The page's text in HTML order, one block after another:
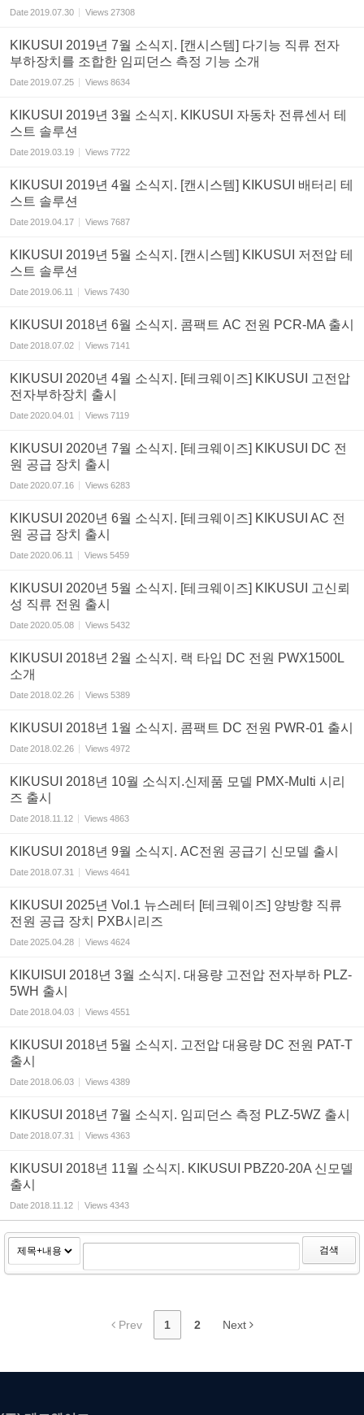
Date2019.07.30 Views 27308
KIKUSUI 2019년 7월 소식지. [캔시스템] 다기능 직류 전자
부하장치를 조합한 임피던스 측정 기능 소개
Date2019.07.25 Views 8634
KIKUSUI 2019년 3월 소식지. KIKUSUI 자동차 전류센서 테
스트 솔루션
Date2019.03.19 Views 7722
KIKUSUI 2019년 4월 소식지. [캔시스템] KIKUSUI 배터리 테
스트 솔루션
Date2019.04.17 Views 7687
KIKUSUI 2019년 5월 소식지. [캔시스템] KIKUSUI 저전압 테
스트 솔루션
Date2019.06.11 Views 7430
KIKUSUI 2018년 6월 소식지. 콤팩트 AC 전원 PCR-MA 출시
Date2018.07.02 Views 7141
KIKUSUI 2020년 4월 소식지. [테크웨이즈] KIKUSUI 고전압
전자부하장치 출시
Date2020.04.01 Views 7119
KIKUSUI 2020년 7월 소식지. [테크웨이즈] KIKUSUI DC 전
원 공급 장치 출시
Date2020.07.16 Views 6283
KIKUSUI 2020년 6월 소식지. [테크웨이즈] KIKUSUI AC 전
원 공급 장치 출시
Date2020.06.11 Views 5459
KIKUSUI 2020년 5월 소식지. [테크웨이즈] KIKUSUI 고신뢰
성 직류 전원 출시
Date2020.05.08 Views 5432
KIKUSUI 2018년 2월 소식지. 랙 타입 DC 전원 PWX1500L
소개
Date2018.02.26 Views 5389
KIKUSUI 2018년 1월 소식지. 콤팩트 DC 전원 PWR-01 출시
Date2018.02.26 Views 4972
KIKUSUI 2018년 10월 소식지.신제품 모델 PMX-Multi 시리
즈 출시
Date2018.11.12 Views 4863
KIKUSUI 2018년 9월 소식지. AC전원 공급기 신모델 출시
Date2018.07.31 Views 4641
KIKUSUI 2025년 Vol.1 뉴스레터 [테크웨이즈] 양방향 직류
전원 공급 장치 PXB시리즈
Date2025.04.28 Views 4624
KIKUISUI 2018년 3월 소식지. 대용량 고전압 전자부하 PLZ-
5WH 출시
Date2018.04.03 Views 4551
KIKUSUI 2018년 5월 소식지. 고전압 대용량 DC 전원 PAT-T
출시
Date2018.06.03 Views 4389
KIKUSUI 2018년 7월 소식지. 임피던스 측정 PLZ-5WZ 출시
Date2018.07.31 Views 4363
KIKUSUI 2018년 11월 소식지. KIKUSUI PBZ20-20A 신모델
출시
Date2018.11.12 Views 4343
검색
Prev 1 2 Next